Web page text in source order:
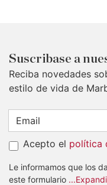
Suscribase a
Reciba novedades
estilo de vida de
Acepto el política
Le informamos que los
este formulario